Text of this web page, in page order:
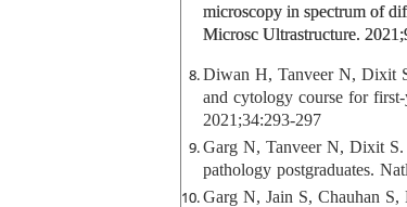
microscopy in spectrum of
Microsc Ultrastructure.
Diwan H, Tanveer N, Dixit
and cytology course for
2021;34:293-297
Garg N, Tanveer N, Dixit S.
pathology postgraduates.
Garg N, Jain S, Chauhan